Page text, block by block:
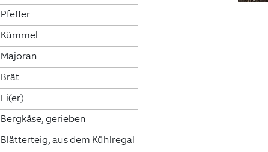
Pfeffer
Kümmel
Majoran
Brät
Ei(er)
Bergkäse, gerieben
Blätterteig, aus dem Kühlregal